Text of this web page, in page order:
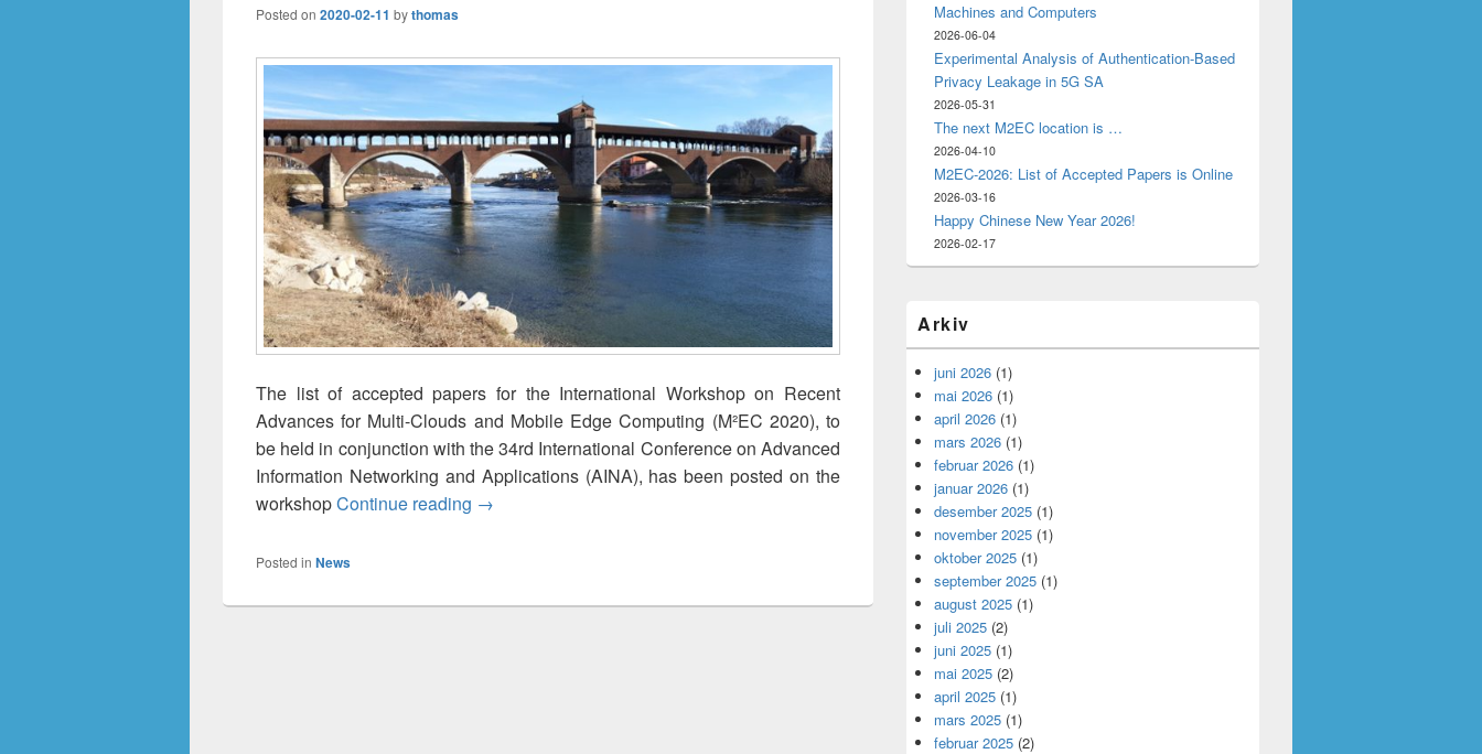
Posted on 2020-02-11 bythomas
The list of accepted papers for the International Workshop on Recent
Advances for Multi-Clouds and Mobile Edge Computing (M²EC 2020), to
be held in conjunction with the 34rd International Conference on Advanced
Information Networking and Applications (AINA), has been posted on the
workshopContinue reading M²EC 2020 posted list of accepted papers
→
Posted in News
Machines and Computers
2026-06-04
Experimental Analysis of Authentication-Based
Privacy Leakage in 5G SA
2026-05-31
The next M2EC location is …
2026-04-10
M2EC-2026: List of Accepted Papers is Online
2026-03-16
Happy Chinese New Year 2026!
2026-02-17
Arkiv
juni 2026 (1)
mai 2026 (1)
april 2026 (1)
mars 2026 (1)
februar 2026 (1)
januar 2026 (1)
desember 2025 (1)
november 2025 (1)
oktober 2025 (1)
september 2025 (1)
august 2025 (1)
juli 2025 (2)
juni 2025 (1)
mai 2025 (2)
april 2025 (1)
mars 2025 (1)
februar 2025 (2)